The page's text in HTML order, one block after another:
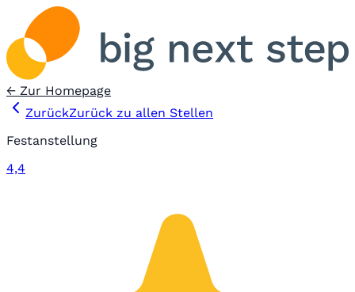
← Zur Homepage
ZurückZurück zu allen Stellen
Festanstellung
4,4